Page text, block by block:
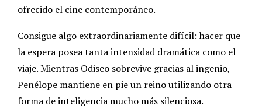
ofrecido el cine contemporáneo.
Consigue algo extraordinariamente difícil: hacer que
la espera posea tanta intensidad dramática como el
viaje. Mientras Odiseo sobrevive gracias al ingenio,
Penélope mantiene en pie un reino utilizando otra
forma de inteligencia mucho más silenciosa.